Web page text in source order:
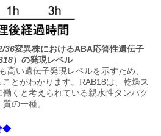
36変異株におけるABA応答性遺伝子
）の発現レベル
高い遺伝子発現レベルを示すため、
とがわかります。RAB18は、乾燥ス
働くと考えられている親水性タンパク
質の一種。
◆